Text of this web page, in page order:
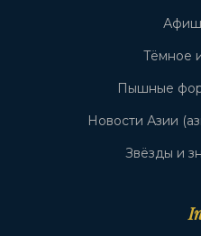
Тёмное
Пышные
Новости Азии
Звёзды и